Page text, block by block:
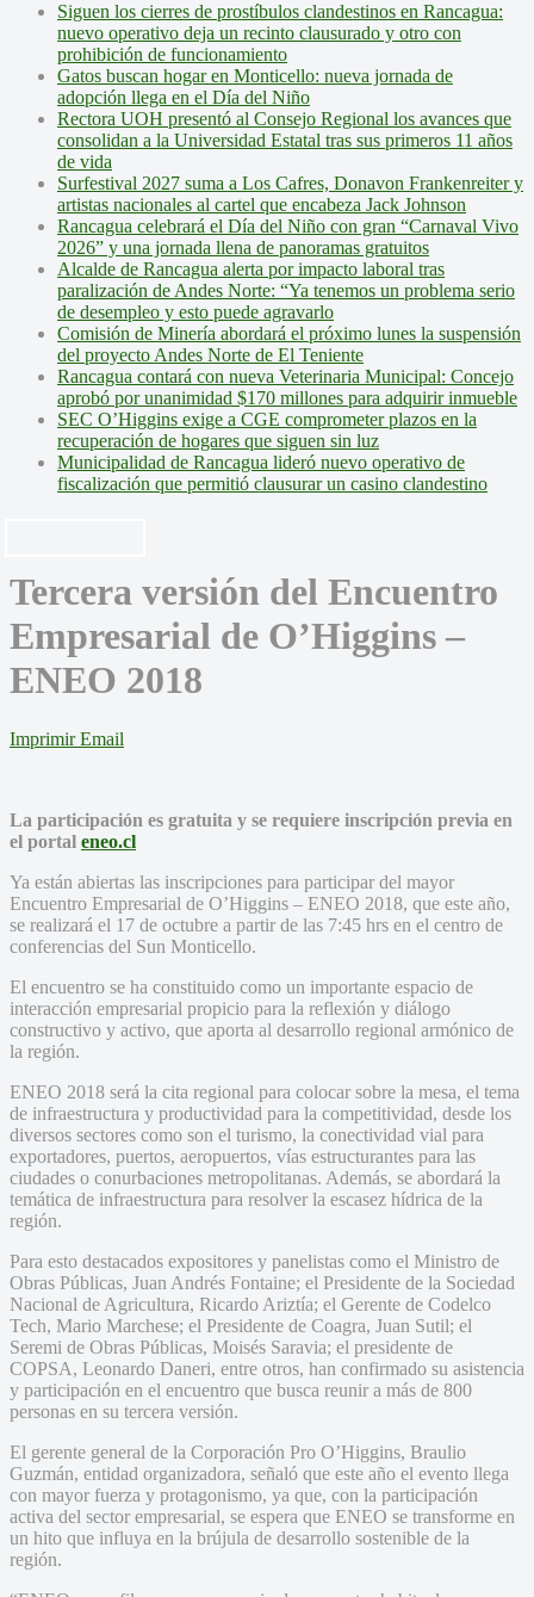
Siguen los cierres de prostíbulos clandestinos en Rancagua:
nuevo operativo deja un recinto clausurado y otro con
prohibición de funcionamiento
Gatos buscan hogar en Monticello: nueva jornada de
adopción llega en el Día del Niño
Rectora UOH presentó al Consejo Regional los avances que
consolidan a la Universidad Estatal tras sus primeros 11 años
de vida
Surfestival 2027 suma a Los Cafres, Donavon Frankenreiter y
artistas nacionales al cartel que encabeza Jack Johnson
Rancagua celebrará el Día del Niño con gran “Carnaval Vivo
2026” y una jornada llena de panoramas gratuitos
Alcalde de Rancagua alerta por impacto laboral tras
paralización de Andes Norte: “Ya tenemos un problema serio
de desempleo y esto puede agravarlo
Comisión de Minería abordará el próximo lunes la suspensión
del proyecto Andes Norte de El Teniente
Rancagua contará con nueva Veterinaria Municipal: Concejo
aprobó por unanimidad $170 millones para adquirir inmueble
SEC O’Higgins exige a CGE comprometer plazos en la
recuperación de hogares que siguen sin luz
Municipalidad de Rancagua lideró nuevo operativo de
fiscalización que permitió clausurar un casino clandestino
Tercera versión del Encuentro
Empresarial de O’Higgins –
ENEO 2018
Imprimir Email
La participación es gratuita y se requiere inscripción previa en
el portal eneo.cl
Ya están abiertas las inscripciones para participar del mayor
Encuentro Empresarial de O’Higgins – ENEO 2018, que este año,
se realizará el 17 de octubre a partir de las 7:45 hrs en el centro de
conferencias del Sun Monticello.
El encuentro se ha constituido como un importante espacio de
interacción empresarial propicio para la reflexión y diálogo
constructivo y activo, que aporta al desarrollo regional armónico de
la región.
ENEO 2018 será la cita regional para colocar sobre la mesa, el tema
de infraestructura y productividad para la competitividad, desde los
diversos sectores como son el turismo, la conectividad vial para
exportadores, puertos, aeropuertos, vías estructurantes para las
ciudades o conurbaciones metropolitanas. Además, se abordará la
temática de infraestructura para resolver la escasez hídrica de la
región.
Para esto destacados expositores y panelistas como el Ministro de
Obras Públicas, Juan Andrés Fontaine; el Presidente de la Sociedad
Nacional de Agricultura, Ricardo Ariztía; el Gerente de Codelco
Tech, Mario Marchese; el Presidente de Coagra, Juan Sutil; el
Seremi de Obras Públicas, Moisés Saravia; el presidente de
COPSA, Leonardo Daneri, entre otros, han confirmado su asistencia
y participación en el encuentro que busca reunir a más de 800
personas en su tercera versión.
El gerente general de la Corporación Pro O’Higgins, Braulio
Guzmán, entidad organizadora, señaló que este año el evento llega
con mayor fuerza y protagonismo, ya que, con la participación
activa del sector empresarial, se espera que ENEO se transforme en
un hito que influya en la brújula de desarrollo sostenible de la
región.